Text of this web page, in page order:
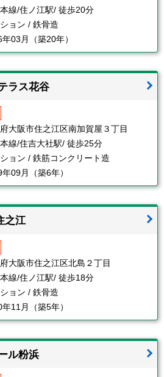
線/住ノ江駅/ 徒歩20分
ョン / 鉄骨造
03月（築20年）
ラス花谷
大阪市住之江区南加賀屋３丁目
線/住吉大社駅/ 徒歩25分
ョン / 鉄筋コンクリート造
09月（築6年）
之江
大阪市住之江区北島２丁目
線/住ノ江駅/ 徒歩18分
ョン / 鉄骨造
11月（築5年）
ル粉浜